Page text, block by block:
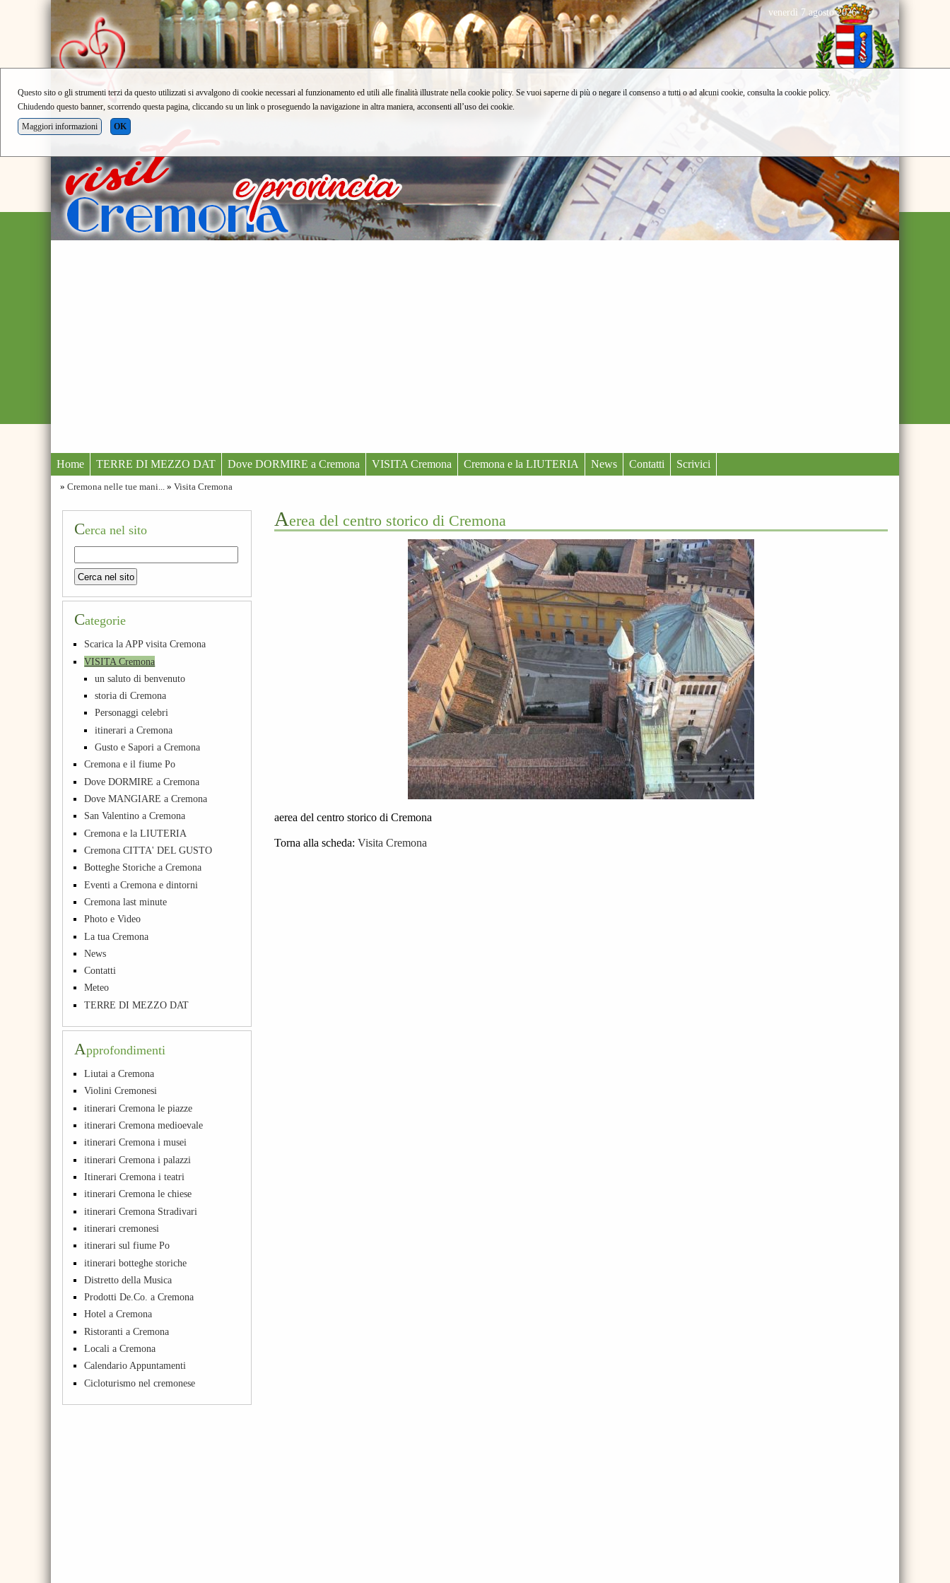
venerdì 7 agosto 2026
Home TERRE DI MEZZO DAT Dove DORMIRE a Cremona VISITA Cremona Cremona e la LIUTERIA News Contatti Scrivici
» Cremona nelle tue mani... » Visita Cremona
aerea del centro storico di Cremona
aerea del centro storico di Cremona
Torna alla scheda: Visita Cremona
Cerca nel sito
Categorie
Scarica la APP visita Cremona
VISITA Cremona
un saluto di benvenuto
storia di Cremona
Personaggi celebri
itinerari a Cremona
Gusto e Sapori a Cremona
Cremona e il fiume Po
Dove DORMIRE a Cremona
Dove MANGIARE a Cremona
San Valentino a Cremona
Cremona e la LIUTERIA
Cremona CITTA' DEL GUSTO
Botteghe Storiche a Cremona
Eventi a Cremona e dintorni
Cremona last minute
Photo e Video
La tua Cremona
News
Contatti
Meteo
TERRE DI MEZZO DAT
Approfondimenti
Liutai a Cremona
Violini Cremonesi
itinerari Cremona le piazze
itinerari Cremona medioevale
itinerari Cremona i musei
itinerari Cremona i palazzi
Itinerari Cremona i teatri
itinerari Cremona le chiese
itinerari Cremona Stradivari
itinerari cremonesi
itinerari sul fiume Po
itinerari botteghe storiche
Distretto della Musica
Prodotti De.Co. a Cremona
Hotel a Cremona
Ristoranti a Cremona
Locali a Cremona
Calendario Appuntamenti
Cicloturismo nel cremonese
Questo sito o gli strumenti terzi da questo utilizzati si avvalgono di cookie necessari al funzionamento ed utili alle finalità illustrate nella cookie policy. Se vuoi saperne di più o negare il consenso a tutti o ad alcuni cookie, consulta la cookie policy.
Chiudendo questo banner, scorrendo questa pagina, cliccando su un link o proseguendo la navigazione in altra maniera, acconsenti all’uso dei cookie.
Maggiori informazioni
OK